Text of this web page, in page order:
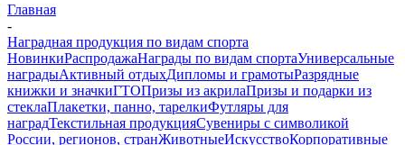
Главная
-
Наградная продукция по видам спорта
НовинкиРаспродажаНаграды по видам спортаУниверсальные
наградыАктивный отдыхДипломы и грамотыРазрядные
книжки и значкиГТОПризы из акрилаПризы и подарки из
стеклаПлакетки, панно, тарелкиФутляры для
наградТекстильная продукцияСувениры с символикой
России, регионов, странЖивотныеИскусствоКорпоративные